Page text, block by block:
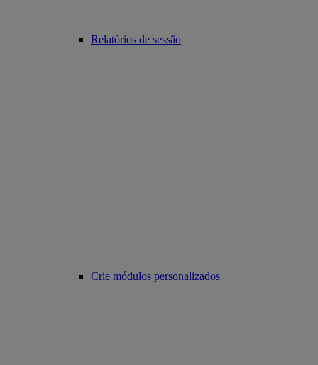
Relatórios de sessão
Crie módulos personalizados